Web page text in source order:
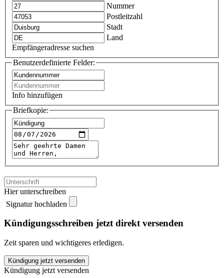
Nummer
Postleitzahl
Stadt
Land
Empfängeradresse suchen
Benutzerdefinierte Felder:
Info hinzufügen
Briefkopie:
Hier unterschreiben
Signatur hochladen
Kündigungsschreiben jetzt direkt versenden
Zeit sparen und wichtigeres erledigen.
DVG
kündigen
Kündigung jetzt versenden
Kündigung jetzt versenden